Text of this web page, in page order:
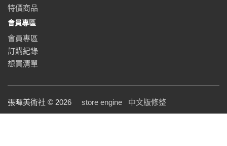
特價商品
會員專區
會員專區
訂購紀錄
想買清單
張暉美術社 © 2026 store engine 中文版修整